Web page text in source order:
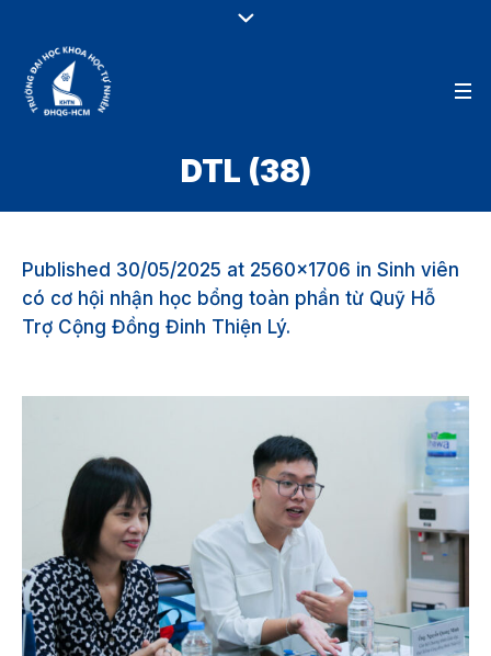
DTL (38)
Published 30/05/2025 at 2560×1706 in Sinh viên
có cơ hội nhận học bổng toàn phần từ Quỹ Hỗ
Trợ Cộng Đồng Đinh Thiện Lý.